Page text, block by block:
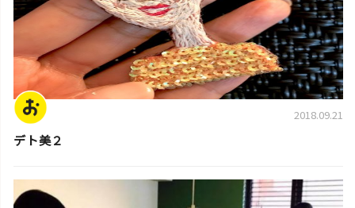
2018.09.21
デト美２
スタッフ活動日誌